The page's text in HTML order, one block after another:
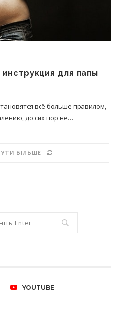
для папы
всё больше правилом,
до сих пор не…
БІЛЬШЕ
YOUTUBE